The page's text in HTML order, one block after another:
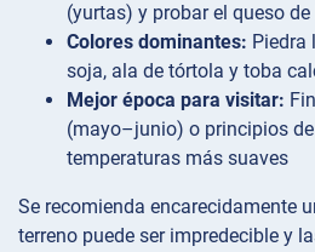
(yurtas) y probar el queso
Colores dominantes: Piedra
soja, ala de tórtola y toba
Mejor época para visitar:
(mayo–junio) o principios
temperaturas más suaves
Se recomienda encarecidamente
terreno puede ser impredecible y